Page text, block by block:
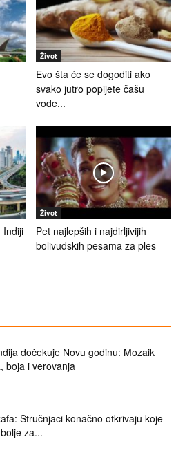
Život
Evo šta će se dogoditi ako
svako jutro popijete čašu
vode...
Indiji
Život
Pet najlepših i najdirljivijih
bolivudskih pesama za ples
dočekuje Novu godinu: Mozaik
boja i verovanja
Stručnjaci konačno otkrivaju koje
za...